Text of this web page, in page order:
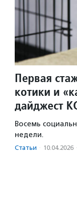
Первая
котики и
дайджест
Восемь
недели.
Статьи · 10.04.2026 ·